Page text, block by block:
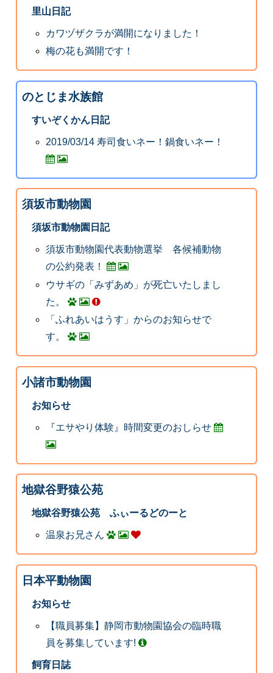
里山日記
カワヅザクラが満開になりました！
梅の花も満開です！
のとじま水族館
すいぞくかん日記
2019/03/14 寿司食いネー！鍋食いネー！
須坂市動物園
須坂市動物園日記
須坂市動物園代表動物選挙 各候補動物
の公約発表！
ウサギの「みずあめ」が死亡いたしまし
た。
「ふれあいはうす」からのお知らせで
す。
小諸市動物園
お知らせ
『エサやり体験』時間変更のおしらせ
地獄谷野猿公苑
地獄谷野猿公苑 ふぃーるどのーと
温泉お兄さん
日本平動物園
お知らせ
【職員募集】静岡市動物園協会の臨時職
員を募集しています!
飼育日誌